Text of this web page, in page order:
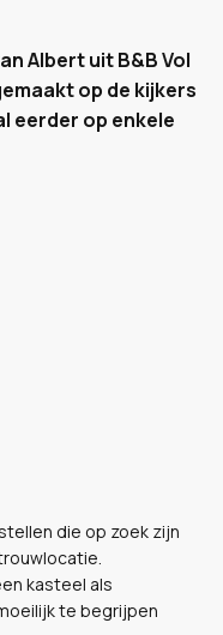
Albert uit B&B Vol
op de kijkers
eerder op enkele
die op zoek zijn
kasteel als
te begrijpen